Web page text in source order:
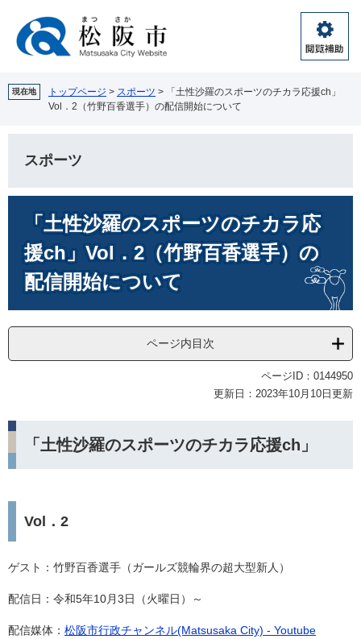
へ
閲
覧
助
現在地 トップページ > スポーツ >
「土性沙羅のスポーツのチカラ応援ch」
Vol．2（竹野百香選手）の配信開始について
スポーツ
「土性沙羅のスポーツのチカラ応
援ch」Vol．2（竹野百香選手）の
配信開始について
ページ内目次
ページID：0144950
更新日：2023年10月10日更新
「土性沙羅のスポーツのチカラ応援ch」
Vol．2
ゲスト：竹野百香選手（ガールズ競輪界の超大型新人）
配信日：令和5年10月3日（火曜日）～
配信媒体： 松阪市行政チャンネル(Matsusaka City) - Youtube